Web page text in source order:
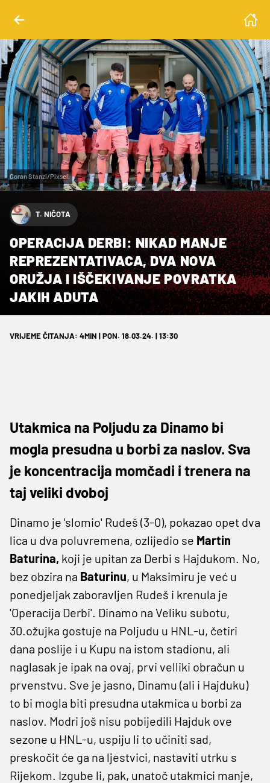
Goran Stanzl/Pixsell
T. NIČOTA
OPERACIJA DERBI: NIKAD MANJE
REPREZENTATIVACA, DVA NOVA
ORUŽJA I IŠČEKIVANJE POVRATKA
JAKIH ADUTA
VRIJEME ČITANJA: 4MIN | PON. 18.03.24. | 13:30
Utakmica na Poljudu za Dinamo bi
mogla presudna u borbi za naslov. Sva
je koncentracija momčadi i trenera na
taj veliki dvoboj
Dinamo je 'slomio' Rudeš (3-0), pokazao opet dva
lica u dva poluvremena, ozlijedio se Martin
Baturina, koji je upitan za Derbi s Hajdukom. No,
bez obzira na Baturinu, u Maksimiru je već u
ponedjeljak zaboravljen Rudeš i krenula je
'Operacija Derbi'. Dinamo na Veliku subotu,
30.ožujka gostuje na Poljudu u HNL-u, četiri
dana poslije i u Kupu na istom stadionu, ali
naglasak je ipak na ovaj, prvi velliki obračun u
prvenstvu. Sve je jasno, Dinamu (ali i Hajduku)
to bi mogla biti presudna utakmica u borbi za
naslov. Modri još nisu pobijedili Hajduk ove
sezone u HNL-u, uspiju li to učiniti sad,
preskočit će ga na ljestvici, nastaviti utrku s
Rijekom. Izgube li, pak, unatoč utakmici manje,